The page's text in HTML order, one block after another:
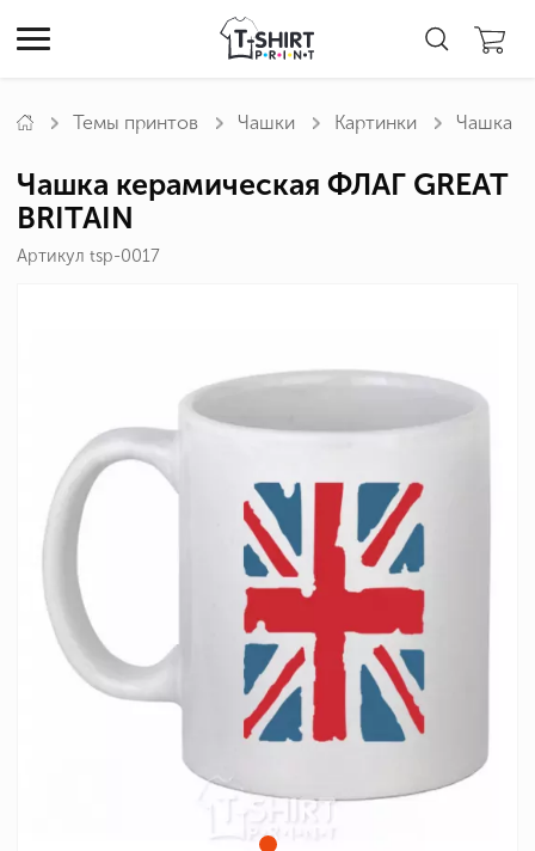
Темы принтов Чашки Картинки Чашка
Чашка керамическая ФЛАГ GREAT
BRITAIN
Артикул tsp-0017